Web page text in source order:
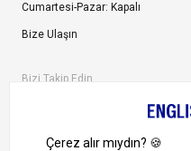
Cumartesi-Pazar: Kapalı
Bize Ulaşın
Bizi Takip Edin